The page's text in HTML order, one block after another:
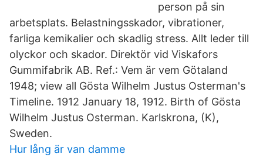
person på sin
arbetsplats. Belastningsskador, vibrationer,
farliga kemikalier och skadlig stress. Allt leder till
olyckor och skador. Direktör vid Viskafors
Gummifabrik AB. Ref.: Vem är vem Götaland
1948; view all Gösta Wilhelm Justus Osterman's
Timeline. 1912 January 18, 1912. Birth of Gösta
Wilhelm Justus Osterman. Karlskrona, (K),
Sweden.
Hur lång är van damme